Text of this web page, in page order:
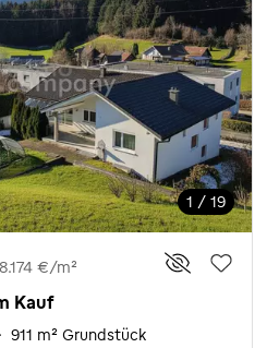
1 / 19
8.174 €/m²
Kauf
· 911 m² Grundstück